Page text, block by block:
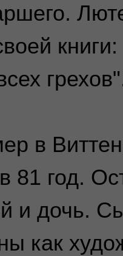
в
81 год.
и дочь.
как